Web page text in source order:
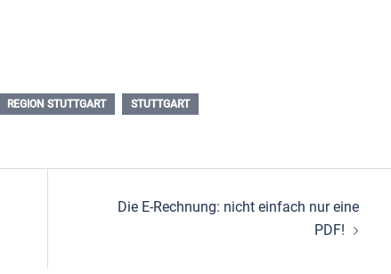
REGION STUTTGART STUTTGART
Die E-Rechnung: nicht einfach nur eine
PDF!